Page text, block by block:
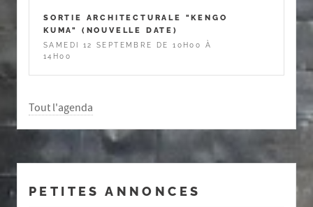
SORTIE ARCHITECTURALE "KENGO
KUMA" (NOUVELLE DATE)
SAMEDI 12 SEPTEMBRE DE 10H00 À
14H00
Tout l'agenda
PETITES ANNONCES